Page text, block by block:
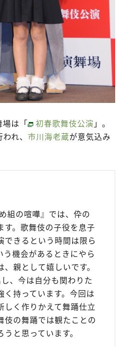
は「 初春歌舞伎公演 」。
れ、 市川海老蔵が意気込み
組の喧嘩』では、伜の
す。歌舞伎の子役を息子
できるという時間は限ら
う機会があるときにやら
親として嬉しいです。
、今は自分も関わりた
く持っています。今回は
しく作りかえて舞踊仕立
伎の舞踊では観たことの
と思っています。